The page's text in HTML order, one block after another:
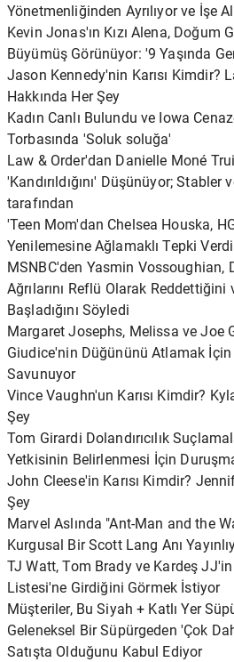
Yönetmenliğinden Ayrılıyor ve İşe
Kevin Jonas'ın Kızı Alena, Doğum
Büyümüş Görünüyor: '9 Yaşında
Jason Kennedy'nin Karısı Kimdir?
Hakkında Her Şey
Kadın Canlı Bulundu ve Iowa
Torbasında 'Soluk soluğa'
Law & Order'dan Danielle Moné
'Kandırıldığını' Düşünüyor; Stabler
tarafından
'Teen Mom'dan Chelsea Houska,
Yenilemesine Ağlamaklı Tepki
MSNBC'den Yasmin Vossoughian,
Ağrılarını Reflü Olarak
Başladığını Söyledi
Margaret Josephs, Melissa ve Joe
Giudice'nin Düğününü Atlamak İçin
Savunuyor
Vince Vaughn'un Karısı Kimdir?
Şey
Tom Girardi Dolandırıcılık
Yetkisinin Belirlenmesi İçin
John Cleese'in Karısı Kimdir?
Şey
Marvel Aslında "Ant-Man and the
Kurgusal Bir Scott Lang Anı
TJ Watt, Tom Brady ve Kardeş
Listesi'ne Girdiğini Görmek İstiyor
Müşteriler, Bu Siyah + Katlı Yer
Geleneksel Bir Süpürgeden 'Çok
Satışta Olduğunu Kabul Ediyor